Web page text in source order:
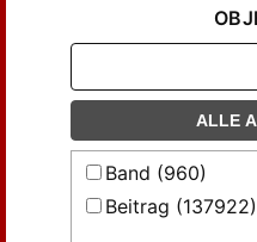
ALLE
Band (960)
Beitrag (137922)